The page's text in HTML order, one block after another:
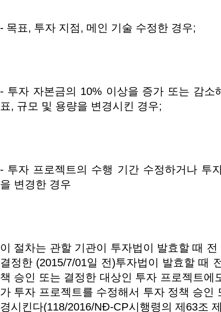
- 목표, 투자 지점, 메인 기술 수정한 경우;
- 투자 자본금의 10% 이상을 증가 또는 감소
표, 규모 및 용량을 변경시킨 경우;
- 투자 프로젝트의 수행 기간 수정하거나 투
을 변경한 경우
이 절차는 관할 기관이 투자법이 발효할 때
결정한 (2015/7/01일 전)투자법이 발효할 때
책 승인 또는 결정한 대상인 투자 프로젝트에
가 투자 프로젝트를 수정해서 투자 정책 승인
경시킨다(118/2016/NĐ-CP시행령의 제63조